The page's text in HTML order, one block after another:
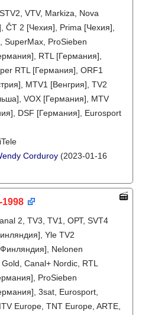
VTV, Markiza, Nova
ČT 2 [Чехия], Prima [Чехия],
SuperMax, ProSieben
RTL [Германия],
RTL [Германия], ORF1
MTV1 [Венгрия], TV2
VOX [Германия], MTV
DSF [Германия], Eurosport
Corduroy (2023-01-16
1998
2, TV3, TV1, ОРТ, SVT4
Yle TV2
Nelonen
Canal+ Nordic, RTL
ProSieben
3sat, Eurosport,
Europe, TNT Europe, ARTE,